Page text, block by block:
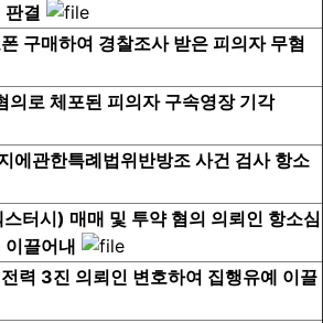
결
구매하여 경찰조사 받은 피의자 무혐
의로 체포된 피의자 구속영장 기각
에관한특례법위반방조 사건 검사 항소
터시) 매매 및 투약 혐의 의뢰인 항소심
이끌어내
력 3진 의뢰인 변호하여 집행유예 이끌